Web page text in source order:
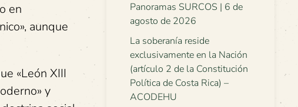
en
aunque
«León XIII
y
Panoramas SURCOS | 6 de
agosto de 2026
La soberanía reside
exclusivamente en la Nación
(artículo 2 de la Constitución
Política de Costa Rica) –
ACODEHU